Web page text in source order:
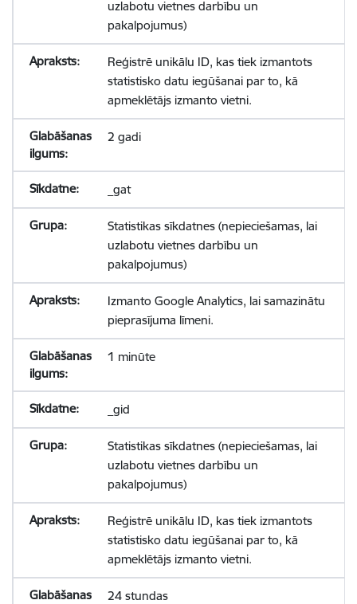
uzlabotu vietnes darbību un
pakalpojumus)
Reģistrē unikālu ID, kas tiek izmantots
statistisko datu iegūšanai par to, kā
apmeklētājs izmanto vietni.
2 gadi
_gat
Statistikas sīkdatnes (nepieciešamas, lai
uzlabotu vietnes darbību un
pakalpojumus)
Izmanto Google Analytics, lai samazinātu
pieprasījuma līmeni.
1 minūte
_gid
Statistikas sīkdatnes (nepieciešamas, lai
uzlabotu vietnes darbību un
pakalpojumus)
Reģistrē unikālu ID, kas tiek izmantots
statistisko datu iegūšanai par to, kā
apmeklētājs izmanto vietni.
24 stundas